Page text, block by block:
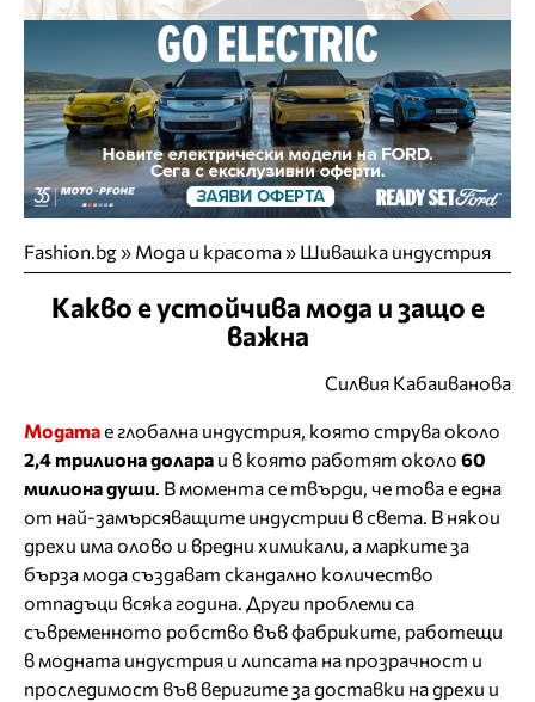
Fashion.bg» Мода и красота» Шивашка индустрия
Какво е устойчива мода и защо е
важна
Силвия Кабаиванова
Модатае глобална индустрия, която струва около
2,4 трилиона долара и в която работят около 60
милиона души. В момента се твърди, че това е една
от най-замърсяващите индустрии в света. В някои
дрехи има олово и вредни химикали, а марките за
бърза мода създават скандално количество
отпадъци всяка година. Други проблеми са
съвременното робство във фабриките, работещи
в модната индустрия и липсата на прозрачност и
проследимост във веригите за доставки на дрехи и